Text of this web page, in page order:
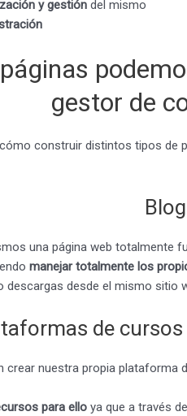
y gestión del mismo
gestor de
construir distintos tipos de
una página web totalmente
manejar totalmente los
desde el mismo sitio
de
crear nuestra propia plataforma
para ello ya que a través